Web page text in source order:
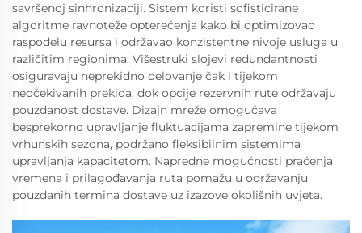
savršenoj sinhronizaciji. Sistem koristi sofisticirane
algoritme ravnoteže opterećenja kako bi optimizovao
raspodelu resursa i održavao konzistentne nivoje usluga u
različitim regionima. Višestruki slojevi redundantnosti
osiguravaju neprekidno delovanje čak i tijekom
neočekivanih prekida, dok opcije rezervnih rute održavaju
pouzdanost dostave. Dizajn mreže omogućava
besprekorno upravljanje fluktuacijama zapremine tijekom
vrhunskih sezona, podržano fleksibilnim sistemima
upravljanja kapacitetom. Napredne mogućnosti praćenja
vremena i prilagođavanja ruta pomažu u održavanju
pouzdanih termina dostave uz izazove okolišnih uvjeta.